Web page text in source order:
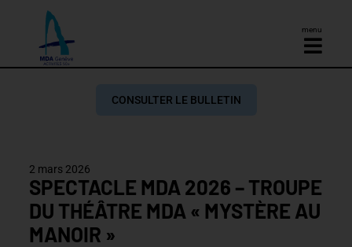
menu
CONSULTER LE BULLETIN
2 mars 2026
SPECTACLE MDA 2026 – TROUPE
DU THÉÂTRE MDA « MYSTÈRE AU
MANOIR »